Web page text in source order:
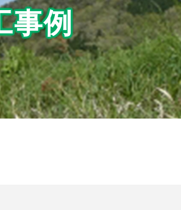
事例